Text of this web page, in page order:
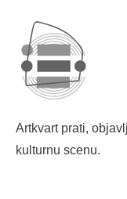
Artkvart prati,
kulturnu scenu.